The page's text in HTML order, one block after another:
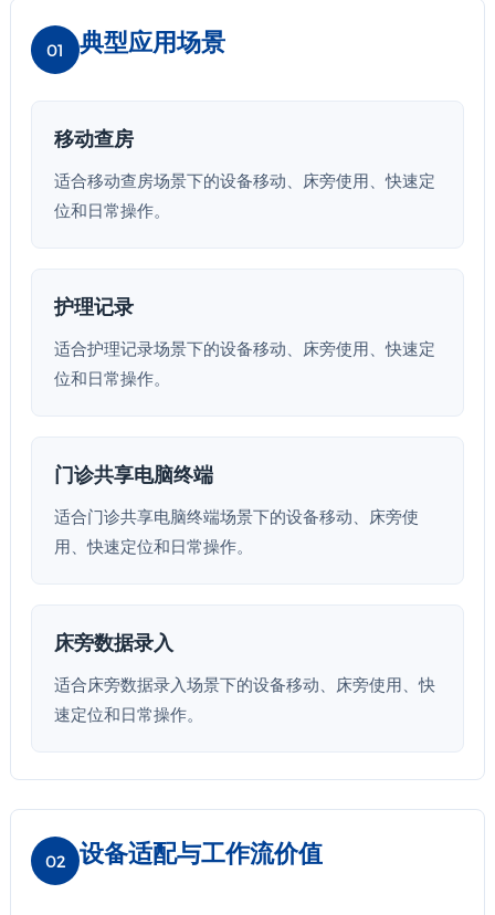
01 典型应用场景
移动查房
适合移动查房场景下的设备移动、床旁使用、快速定
位和日常操作。
护理记录
适合护理记录场景下的设备移动、床旁使用、快速定
位和日常操作。
门诊共享电脑终端
适合门诊共享电脑终端场景下的设备移动、床旁使
用、快速定位和日常操作。
床旁数据录入
适合床旁数据录入场景下的设备移动、床旁使用、快
速定位和日常操作。
02 设备适配与工作流价值